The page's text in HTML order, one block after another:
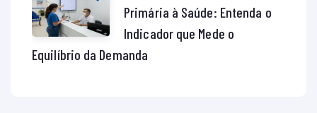
Primária à Saúde: Entenda o
Indicador que Mede o
Equilíbrio da Demanda